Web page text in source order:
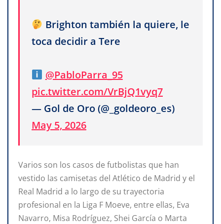
Brighton también la quiere, le
toca decidir a Tere
@PabloParra_95
pic.twitter.com/VrBjQ1vyq7
— Gol de Oro (@_goldeoro_es)
May 5, 2026
Varios son los casos de futbolistas que han
vestido las camisetas del Atlético de Madrid y el
Real Madrid a lo largo de su trayectoria
profesional en la Liga F Moeve, entre ellas, Eva
Navarro, Misa Rodríguez, Shei García o Marta